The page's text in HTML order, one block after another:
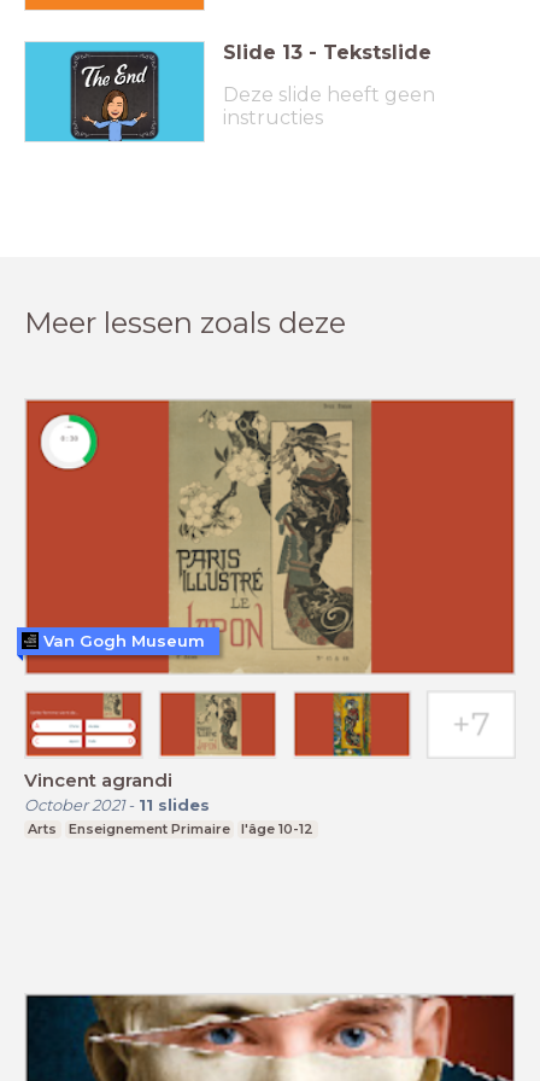
Slide 13 - Tekstslide
Deze slide heeft geen
instructies
Meer lessen zoals deze
Vincent agrandi
October 2021- 11 slides
Arts Enseignement Primaire l'âge 10-12
Van Gogh Museum